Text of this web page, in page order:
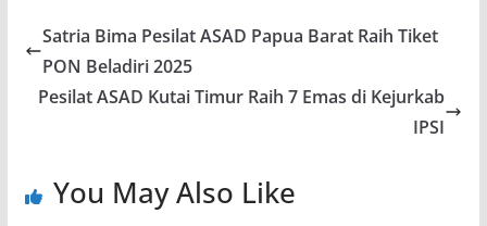
Satria Bima Pesilat ASAD Papua Barat Raih Tiket
PON Beladiri 2025
Pesilat ASAD Kutai Timur Raih 7 Emas di Kejurkab
IPSI
You May Also Like